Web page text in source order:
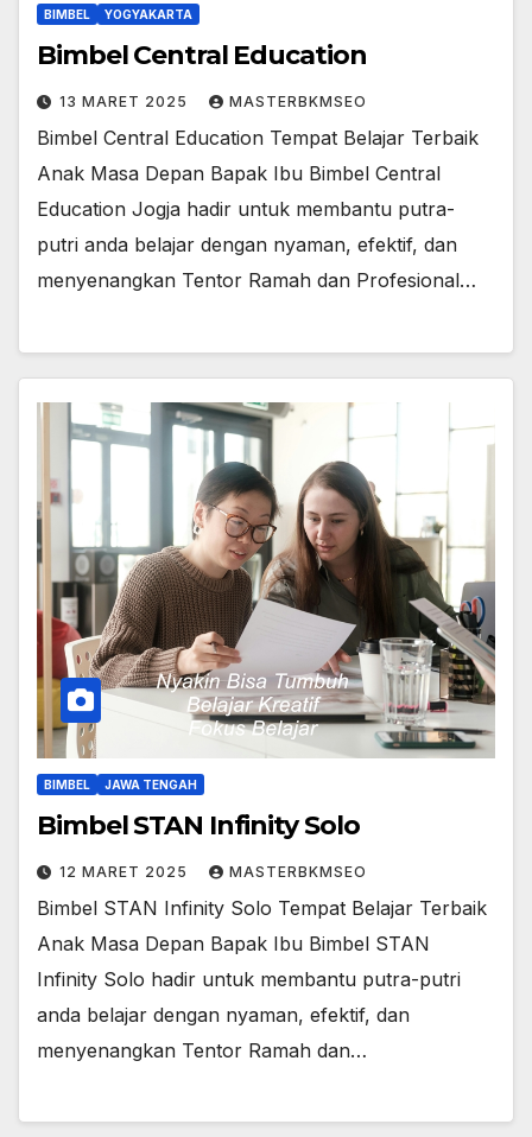
BIMBEL YOGYAKARTA
Bimbel Central Education
13 MARET 2025 MASTERBKMSEO
Bimbel Central Education Tempat Belajar Terbaik
Anak Masa Depan Bapak Ibu Bimbel Central
Education Jogja hadir untuk membantu putra-
putri anda belajar dengan nyaman, efektif, dan
menyenangkan Tentor Ramah dan Profesional…
BIMBEL JAWA TENGAH
Bimbel STAN Infinity Solo
12 MARET 2025 MASTERBKMSEO
Bimbel STAN Infinity Solo Tempat Belajar Terbaik
Anak Masa Depan Bapak Ibu Bimbel STAN
Infinity Solo hadir untuk membantu putra-putri
anda belajar dengan nyaman, efektif, dan
menyenangkan Tentor Ramah dan…